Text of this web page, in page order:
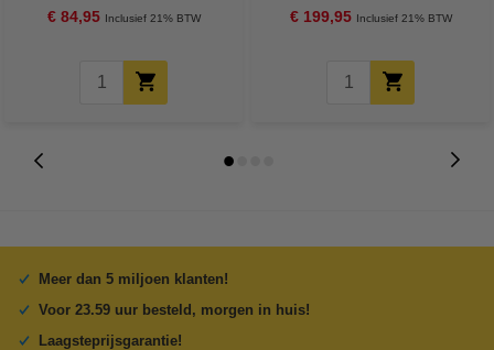
€ 84,95 Inclusief 21% BTW € 199,95 Inclusief 21% BTW
Meer dan 5 miljoen klanten!
Voor 23.59 uur besteld, morgen in huis!
Laagsteprijsgarantie!